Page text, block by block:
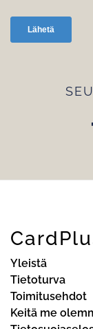
Yleistä
Tietoturva
Toimitusehdot
Keitä me